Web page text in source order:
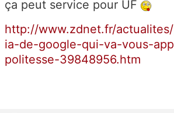
ça peut service pour UF
http://www.zdnet.fr/
ia-de-google-qui-va-vous-
politesse-39848956.htm